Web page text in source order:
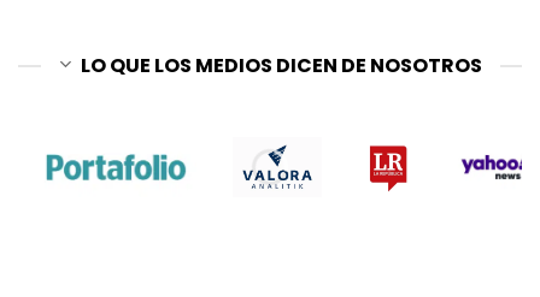
LO QUE LOS MEDIOS DICEN DE NOSOTROS